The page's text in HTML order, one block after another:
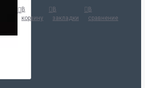
В
корзину
В
закладки
В
сравнение